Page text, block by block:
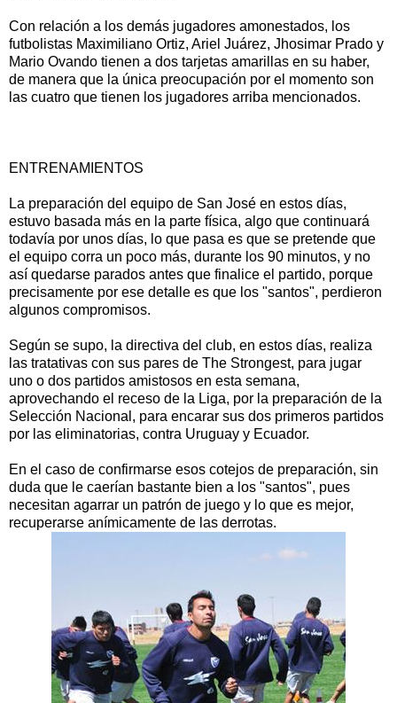
Con relación a los demás jugadores amonestados, los
futbolistas Maximiliano Ortiz, Ariel Juárez, Jhosimar Prado y
Mario Ovando tienen a dos tarjetas amarillas en su haber,
de manera que la única preocupación por el momento son
las cuatro que tienen los jugadores arriba mencionados.
ENTRENAMIENTOS
La preparación del equipo de San José en estos días,
estuvo basada más en la parte física, algo que continuará
todavía por unos días, lo que pasa es que se pretende que
el equipo corra un poco más, durante los 90 minutos, y no
así quedarse parados antes que finalice el partido, porque
precisamente por ese detalle es que los "santos", perdieron
algunos compromisos.
Según se supo, la directiva del club, en estos días, realiza
las tratativas con sus pares de The Strongest, para jugar
uno o dos partidos amistosos en esta semana,
aprovechando el receso de la Liga, por la preparación de la
Selección Nacional, para encarar sus dos primeros partidos
por las eliminatorias, contra Uruguay y Ecuador.
En el caso de confirmarse esos cotejos de preparación, sin
duda que le caerían bastante bien a los "santos", pues
necesitan agarrar un patrón de juego y lo que es mejor,
recuperarse anímicamente de las derrotas.